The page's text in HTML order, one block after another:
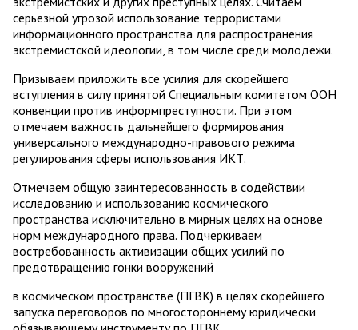
серьезной угрозой использование террористами
информационного пространства для распространения
экстремистской идеологии, в том числе среди молодежи.
Призываем приложить все усилия для скорейшего
вступления в силу принятой Специальным комитетом ООН
конвенции против информпреступности. При этом
отмечаем важность дальнейшего формирования
универсального международно-правового режима
регулирования сферы использования ИКТ.
Отмечаем общую заинтересованность в содействии
исследованию и использованию космического
пространства исключительно в мирных целях на основе
норм международного права. Подчеркиваем
востребованность активизации общих усилий по
предотвращению гонки вооружений
в космическом пространстве (ПГВК) в целях скорейшего
запуска переговоров по многостороннему юридически